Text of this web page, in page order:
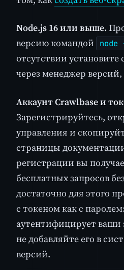
Node.js 16 или выше.
версию командой
отсутствии установите
через менеджер
Аккаунт Crawlbase и
Зарегистрируйтесь,
управления и
страницы
регистрации вы
бесплатных запросов
достаточно для этого
с токеном как с
аутентифицирует ваши
не добавляйте его в
версий.